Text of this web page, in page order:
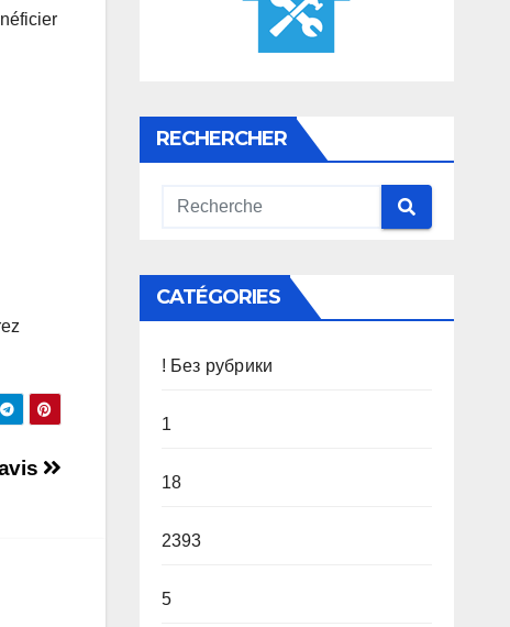
RECHERCHER
CATÉGORIES
! Без рубрики
1
18
2393
5